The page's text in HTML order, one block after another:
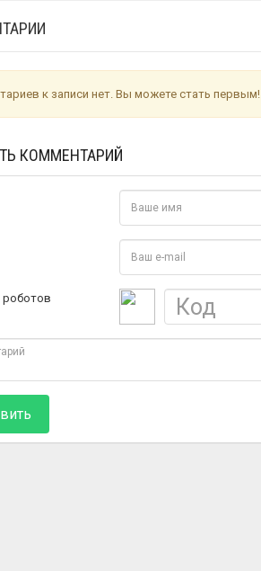
к записи нет. Вы можете стать первым!
КОММЕНТАРИЙ
роботов